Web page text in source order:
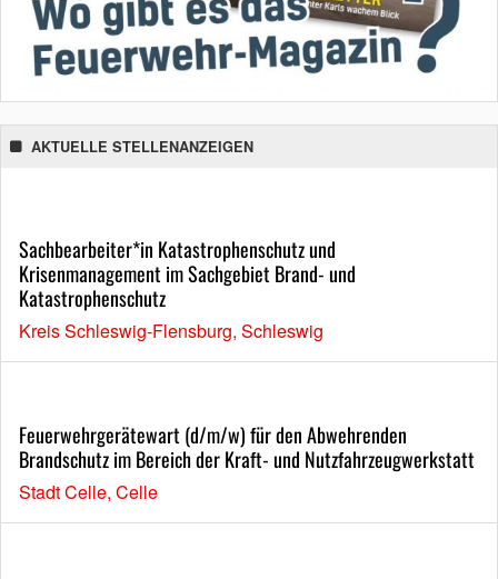
AKTUELLE STELLENANZEIGEN
Sachbearbeiter*in Katastrophenschutz und
Krisenmanagement im Sachgebiet Brand- und
Katastrophenschutz
Kreis Schleswig-Flensburg, Schleswig
Feuerwehrgerätewart (d/m/w) für den Abwehrenden
Brandschutz im Bereich der Kraft- und Nutzfahrzeugwerkstatt
Stadt Celle, Celle